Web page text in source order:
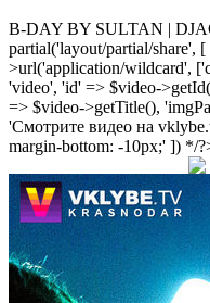
B-DAY BY SULTAN |
partial('layout/partial/share',
>url('application/wildcard',
'video', 'id' => $video-
=> $video->getTitle(),
'Смотрите видео на
margin-bottom: -10px;' ]) */